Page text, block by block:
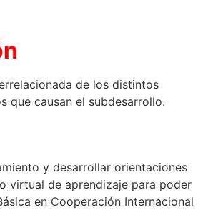
de los distintos
que causan el subdesarrollo.
y desarrollar orientaciones
virtual de aprendizaje para poder
en Cooperación Internacional